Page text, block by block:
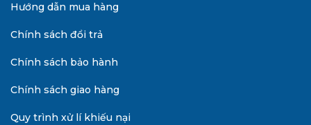
Hướng dẫn mua hàng
Chính sách đổi trả
Chính sách bảo hành
Chính sách giao hàng
Quy trình xử lí khiếu nại